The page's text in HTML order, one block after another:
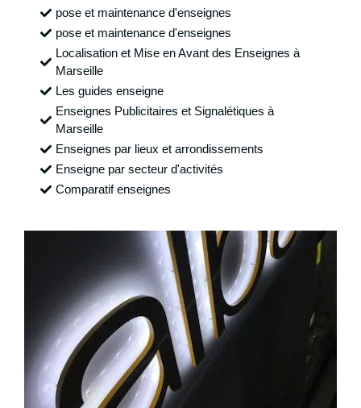
pose et maintenance d'enseignes
pose et maintenance d'enseignes
Localisation et Mise en Avant des Enseignes à
Marseille
Les guides enseigne
Enseignes Publicitaires et Signalétiques à
Marseille
Enseignes par lieux et arrondissements
Enseigne par secteur d'activités
Comparatif enseignes